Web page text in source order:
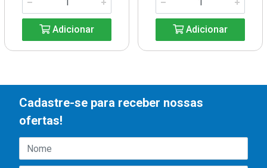
Adicionar Adicionar
Cadastre-se para receber nossas
ofertas!